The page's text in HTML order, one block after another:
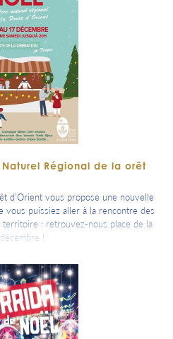
Régional de la orêt
d’Orient vous propose une nouvelle
puissiez aller à la rencontre des
: retrouvez-nous place de la
!
produits marqués « Valeurs Parc
» dont le miel du Rucher des Lacs,
encore les infusions de Jardin
nombreux produits pour les gourmands
bières, gaufres, fromages et bien